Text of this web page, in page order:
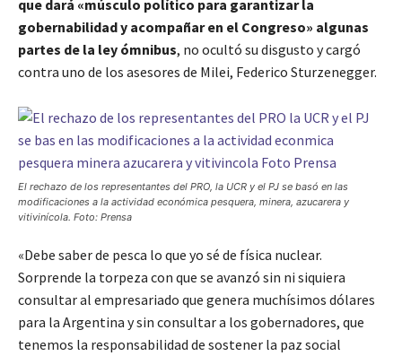
que dará «músculo político para garantizar la
gobernabilidad y acompañar en el Congreso» algunas
partes de la ley ómnibus, no ocultó su disgusto y cargó
contra uno de los asesores de Milei, Federico Sturzenegger.
El rechazo de los representantes del PRO, la UCR y el PJ se basó en las
modificaciones a la actividad económica pesquera, minera, azucarera y
vitivinícola. Foto: Prensa
«Debe saber de pesca lo que yo sé de física nuclear.
Sorprende la torpeza con que se avanzó sin ni siquiera
consultar al empresariado que genera muchísimos dólares
para la Argentina y sin consultar a los gobernadores, que
tenemos la responsabilidad de sostener la paz social